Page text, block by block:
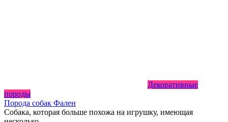
Декоративные
породы
Порода собак Фален
Собака, которая больше похожа на игрушку, имеющая